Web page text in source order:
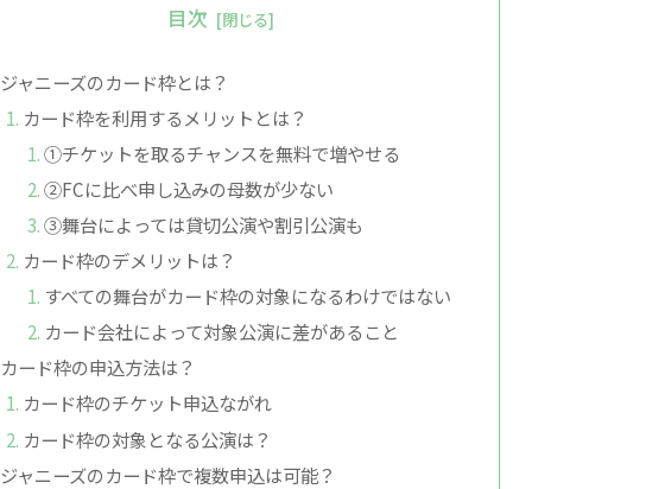
目次
ジャニーズのカード枠とは？
カード枠を利用するメリットとは？
①チケットを取るチャンスを無料で増やせる
②FCに比べ申し込みの母数が少ない
③舞台によっては貸切公演や割引公演も
カード枠のデメリットは？
すべての舞台がカード枠の対象になるわけではない
カード会社によって対象公演に差があること
カード枠の申込方法は？
カード枠のチケット申込ながれ
カード枠の対象となる公演は？
ジャニーズのカード枠で複数申込は可能？